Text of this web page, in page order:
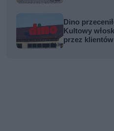
Dino
Kultowy
przez klientów